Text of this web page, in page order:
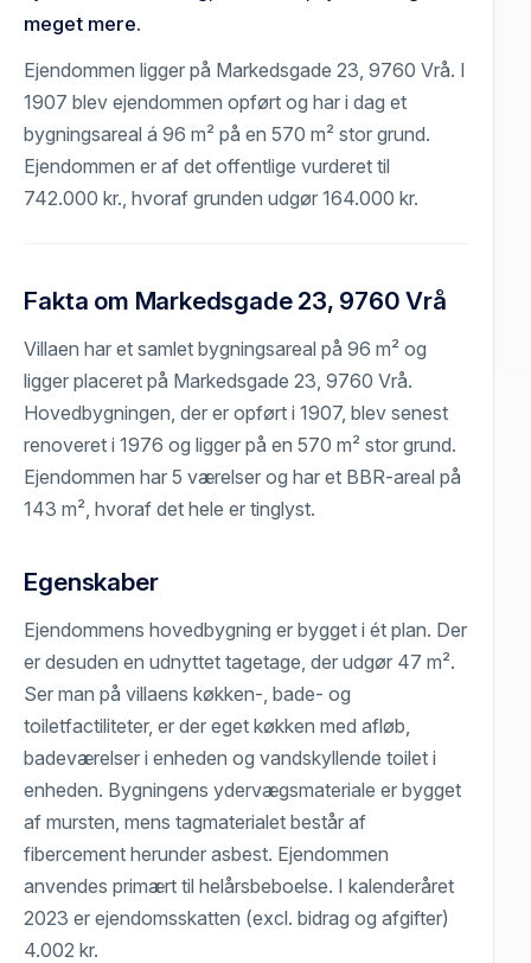
meget mere.
Ejendommen ligger på Markedsgade 23, 9760 Vrå. I
1907 blev ejendommen opført og har i dag et
bygningsareal á 96 m² på en 570 m² stor grund.
Ejendommen er af det offentlige vurderet til
742.000 kr., hvoraf grunden udgør 164.000 kr.
Fakta om Markedsgade 23, 9760 Vrå
Villaen har et samlet bygningsareal på 96 m² og
ligger placeret på Markedsgade 23, 9760 Vrå.
Hovedbygningen, der er opført i 1907, blev senest
renoveret i 1976 og ligger på en 570 m² stor grund.
Ejendommen har 5 værelser og har et BBR-areal på
143 m², hvoraf det hele er tinglyst.
Egenskaber
Ejendommens hovedbygning er bygget i ét plan. Der
er desuden en udnyttet tagetage, der udgør 47 m².
Ser man på villaens køkken-, bade- og
toiletfactiliteter, er der eget køkken med afløb,
badeværelser i enheden og vandskyllende toilet i
enheden. Bygningens ydervægsmateriale er bygget
af mursten, mens tagmaterialet består af
fibercement herunder asbest. Ejendommen
anvendes primært til helårsbeboelse. I kalenderåret
2023 er ejendomsskatten (excl. bidrag og afgifter)
4.002 kr.